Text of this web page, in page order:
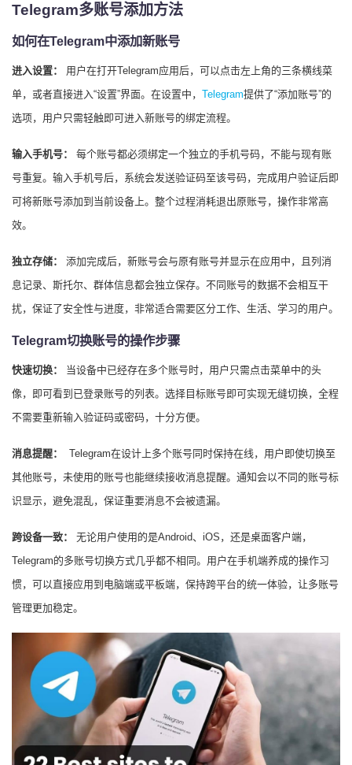
Telegram多账号添加方法
如何在Telegram中添加新账号
进入设置：
用户在打开Telegram应用后，可以点击左上角的三条横线菜
单，或者直接进入“设置”界面。在设置中， Telegram提供了“添加账号”的
选项，用户只需轻触即可进入新账号的绑定流程。
输入手机号：
每个账号都必须绑定一个独立的手机号码，不能与现有账
号重复。输入手机号后，系统会发送验证码至该号码，完成用户验证后即
可将新账号添加到当前设备上。整个过程消耗退出原账号，操作非常高
效。
独立存储：
添加完成后，新账号会与原有账号并显示在应用中，且列消
息记录、斯托尔、群体信息都会独立保存。不同账号的数据不会相互干
扰，保证了安全性与进度，非常适合需要区分工作、生活、学习的用户。
Telegram切换账号的操作步骤
快速切换：
当设备中已经存在多个账号时，用户只需点击菜单中的头
像，即可看到已登录账号的列表。选择目标账号即可实现无缝切换，全程
不需要重新输入验证码或密码，十分方便。
消息提醒：
Telegram在设计上多个账号同时保持在线，用户即使切换至
其他账号，未使用的账号也能继续接收消息提醒。通知会以不同的账号标
识显示，避免混乱，保证重要消息不会被遗漏。
跨设备一致：
无论用户使用的是Android、iOS，还是桌面客户端，
Telegram的多账号切换方式几乎都不相同。用户在手机端养成的操作习
惯，可以直接应用到电脑端或平板端，保持跨平台的统一体验，让多账号
管理更加稳定。